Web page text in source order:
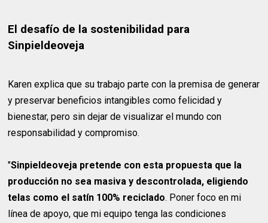
El desafío de la sostenibilidad para
Sinpieldeoveja
Karen explica que su trabajo parte con la premisa de generar
y preservar beneficios intangibles como felicidad y
bienestar, pero sin dejar de visualizar el mundo con
responsabilidad y compromiso.
"Sinpieldeoveja pretende con esta propuesta que la
producción no sea masiva y descontrolada, eligiendo
telas como el satín 100% reciclado. Poner foco en mi
línea de apoyo, que mi equipo tenga las condiciones